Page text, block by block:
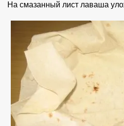
На смазанный лист лаваша